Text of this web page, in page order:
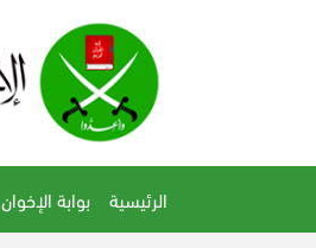
الرئيسية بوابة الإخوان